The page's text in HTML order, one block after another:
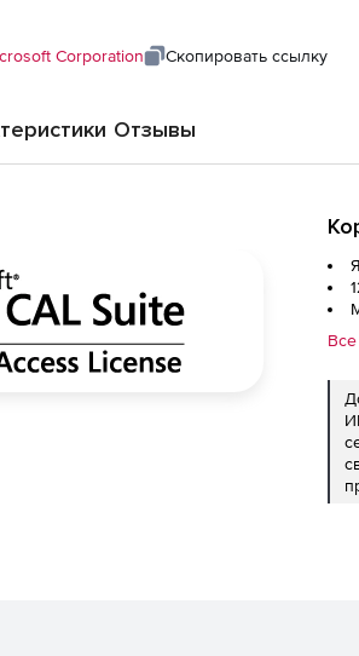
Corporation Скопировать ссылку
Отзывы
Все